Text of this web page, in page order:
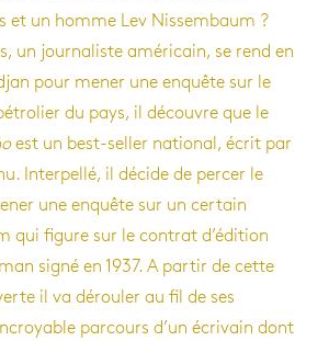
et un homme Lev Nissembaum ?
un journaliste américain, se rend en
pour mener une enquête sur le
du pays, il découvre que le
est un best-seller national, écrit par
Interpellé, il décide de percer le
une enquête sur un certain
qui figure sur le contrat d’édition
signé en 1937. A partir de cette
il va dérouler au fil de ses
parcours d’un écrivain dont